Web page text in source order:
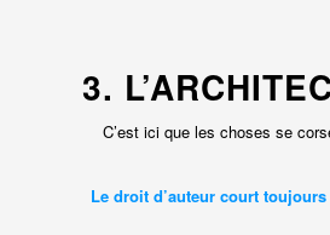
3.
C’est ici que les choses se
Le droit d’auteur court